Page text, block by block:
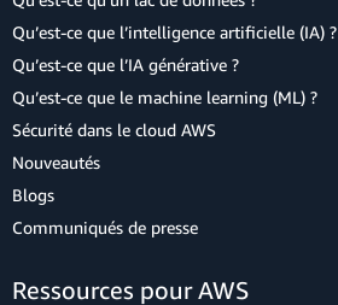
Qu’est-ce que l’intelligence artificielle (IA) ?
Qu’est-ce que l’IA générative ?
Qu’est-ce que le machine learning (ML) ?
Sécurité dans le cloud AWS
Nouveautés
Blogs
Communiqués de presse
Ressources pour AWS